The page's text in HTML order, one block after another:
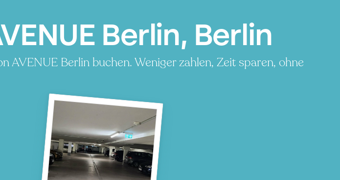
Berlin, Berlin
AVENUE Berlin buchen. Weniger zahlen, Zeit sparen, ohne